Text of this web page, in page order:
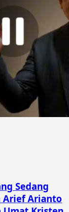
Sedang
Arief Arianto